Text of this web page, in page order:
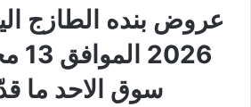
سوق الاحد ما